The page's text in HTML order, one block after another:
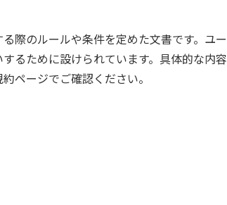
際のルールや条件を定めた文書です。ユー
るために設けられています。具体的な内容
ページでご確認ください。